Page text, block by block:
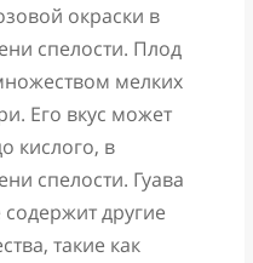
окраски в
спелости. Плод
мелких
Его вкус может
кислого, в
спелости. Гуава
другие
такие как